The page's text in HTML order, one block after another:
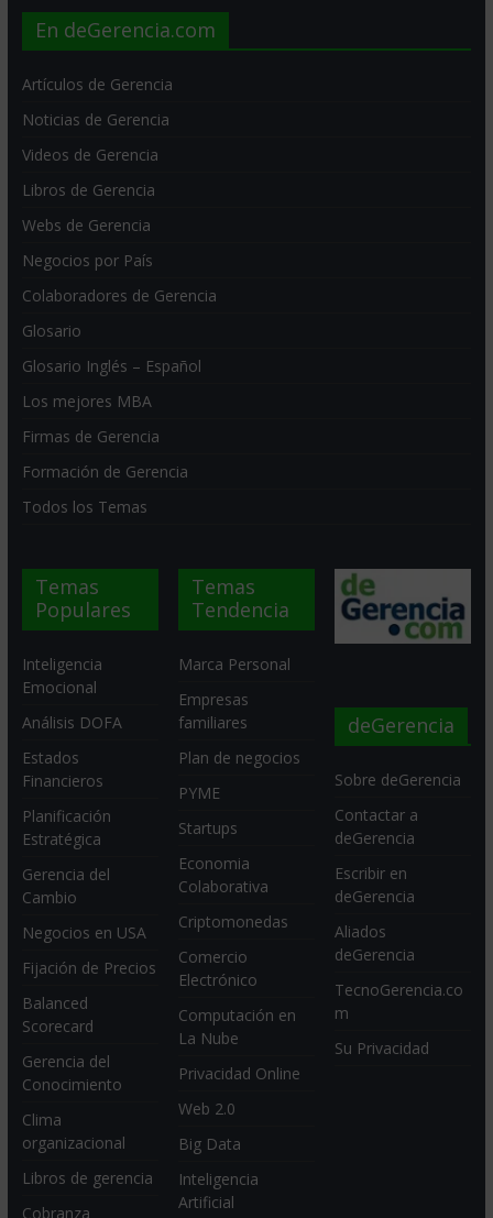
En deGerencia.com
Artículos de Gerencia
Noticias de Gerencia
Videos de Gerencia
Libros de Gerencia
Webs de Gerencia
Negocios por País
Colaboradores de Gerencia
Glosario
Glosario Inglés – Español
Los mejores MBA
Firmas de Gerencia
Formación de Gerencia
Todos los Temas
Temas
Populares
Inteligencia
Emocional
Análisis DOFA
Estados
Financieros
Planificación
Estratégica
Gerencia del
Cambio
Negocios en USA
Fijación de Precios
Balanced
Scorecard
Gerencia del
Conocimiento
Clima
organizacional
Libros de gerencia
Cobranza
Temas
Tendencia
Marca Personal
Empresas
familiares
Plan de negocios
PYME
Startups
Economia
Colaborativa
Criptomonedas
Comercio
Electrónico
Computación en
La Nube
Privacidad Online
Web 2.0
Big Data
Inteligencia
Artificial
deGerencia
Sobre deGerencia
Contactar a
deGerencia
Escribir en
deGerencia
Aliados
deGerencia
TecnoGerencia.co
m
Su Privacidad